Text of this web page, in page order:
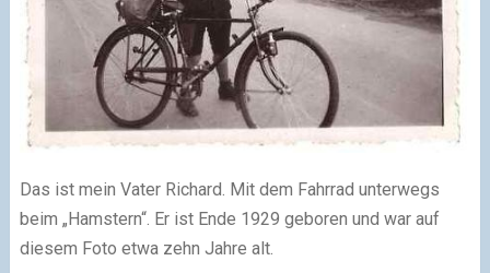
Das ist mein Vater Richard. Mit dem Fahrrad unterwegs
beim „Hamstern“. Er ist Ende 1929 geboren und war auf
diesem Foto etwa zehn Jahre alt.